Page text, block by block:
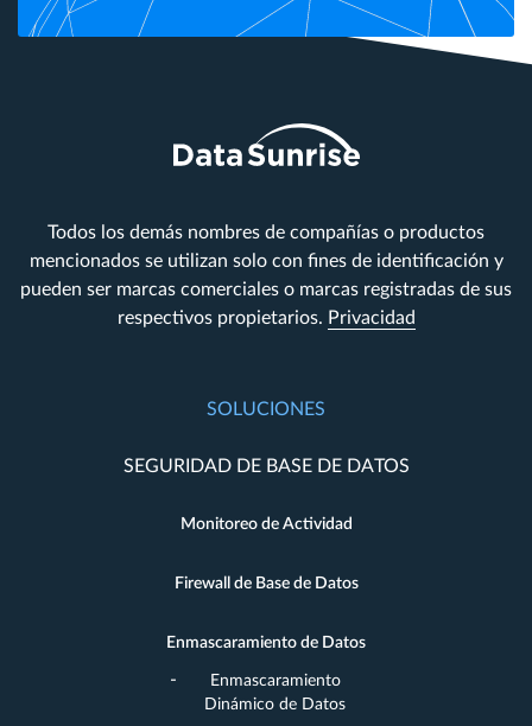
Todos los demás nombres de compañías o productos
mencionados se utilizan solo con fines de identificación y
pueden ser marcas comerciales o marcas registradas de sus
respectivos propietarios. Privacidad
SOLUCIONES
SEGURIDAD DE BASE DE DATOS
Monitoreo de Actividad
Firewall de Base de Datos
Enmascaramiento de Datos
Enmascaramiento
Dinámico de Datos